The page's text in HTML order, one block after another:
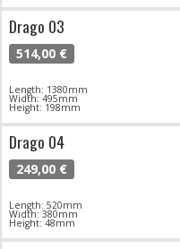
Drago 03
514,00 €
Length: 1380mm
Width: 495mm
Height: 198mm
Drago 04
249,00 €
Length: 520mm
Width: 380mm
Height: 48mm